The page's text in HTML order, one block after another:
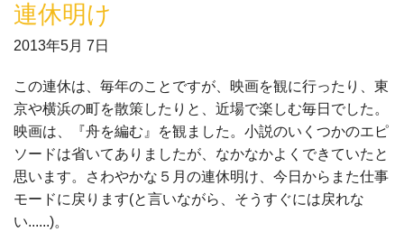
連休明け
2013年5月 7日
この連休は、毎年のことですが、映画を観に行ったり、東
京や横浜の町を散策したりと、近場で楽しむ毎日でした。
映画は、『舟を編む』を観ました。小説のいくつかのエピ
ソードは省いてありましたが、なかなかよくできていたと
思います。さわやかな５月の連休明け、今日からまた仕事
モードに戻ります(と言いながら、そうすぐには戻れな
い......)。